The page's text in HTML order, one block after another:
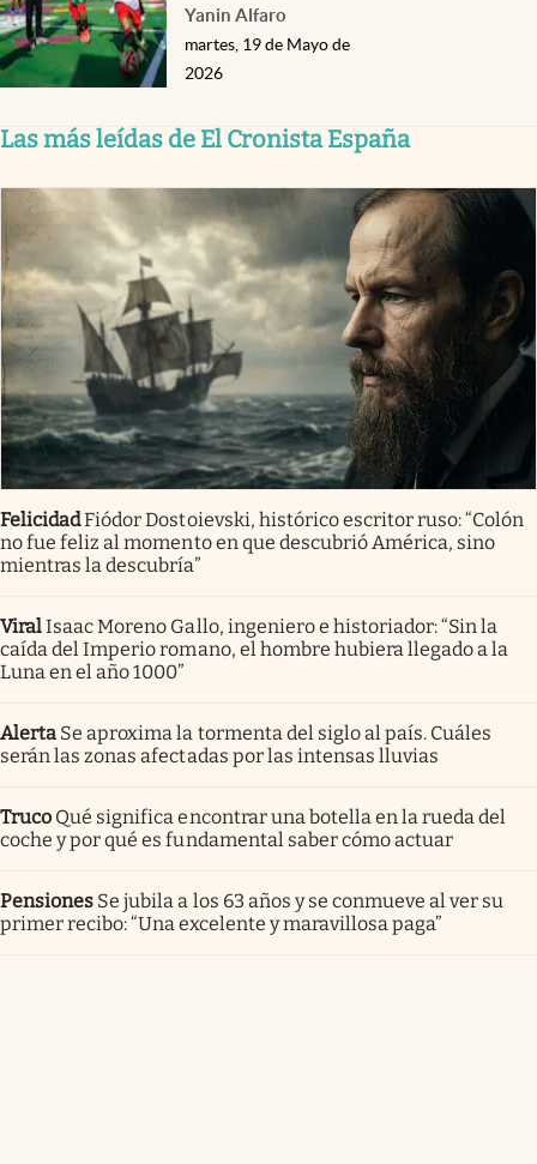
Yanin Alfaro
martes, 19 de Mayo de
2026
Las más leídas de El Cronista España
FelicidadFiódor Dostoievski, histórico escritor ruso: “Colón
no fue feliz al momento en que descubrió América, sino
mientras la descubría”
ViralIsaac Moreno Gallo, ingeniero e historiador: “Sin la
caída del Imperio romano, el hombre hubiera llegado a la
Luna en el año 1000”
Alerta Se aproxima la tormenta del siglo al país. Cuáles
serán las zonas afectadas por las intensas lluvias
Truco Qué significa encontrar una botella en la rueda del
coche y por qué es fundamental saber cómo actuar
Pensiones Se jubila a los 63 años y se conmueve al ver su
primer recibo: “Una excelente y maravillosa paga”